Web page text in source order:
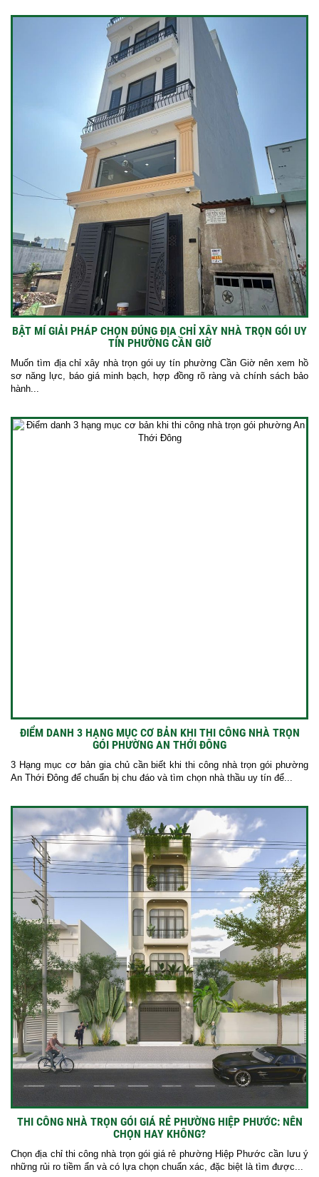
BẬT MÍ GIẢI PHÁP CHỌN ĐÚNG ĐỊA CHỈ XÂY NHÀ TRỌN GÓI UY
TÍN PHƯỜNG CẦN GIỜ
Muốn tìm địa chỉ xây nhà trọn gói uy tín phường Cần Giờ nên xem hồ
sơ năng lực, báo giá minh bạch, hợp đồng rõ ràng và chính sách bảo
hành...
ĐIỂM DANH 3 HẠNG MỤC CƠ BẢN KHI THI CÔNG NHÀ TRỌN
GÓI PHƯỜNG AN THỚI ĐÔNG
3 Hạng mục cơ bản gia chủ cần biết khi thi công nhà trọn gói phường
An Thới Đông để chuẩn bị chu đáo và tìm chọn nhà thầu uy tín để...
THI CÔNG NHÀ TRỌN GÓI GIÁ RẺ PHƯỜNG HIỆP PHƯỚC: NÊN
CHỌN HAY KHÔNG?
Chọn địa chỉ thi công nhà trọn gói giá rẻ phường Hiệp Phước cần lưu ý
những rủi ro tiềm ẩn và có lựa chọn chuẩn xác, đặc biệt là tìm được...